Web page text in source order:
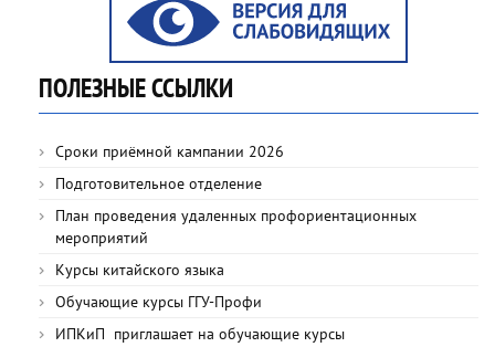
ПОЛЕЗНЫЕ ССЫЛКИ
Сроки приёмной кампании 2026
Подготовительное отделение
План проведения удаленных профориентационных
мероприятий
Курсы китайского языка
Обучающие курсы ГГУ-Профи
ИПКиП приглашает на обучающие курсы